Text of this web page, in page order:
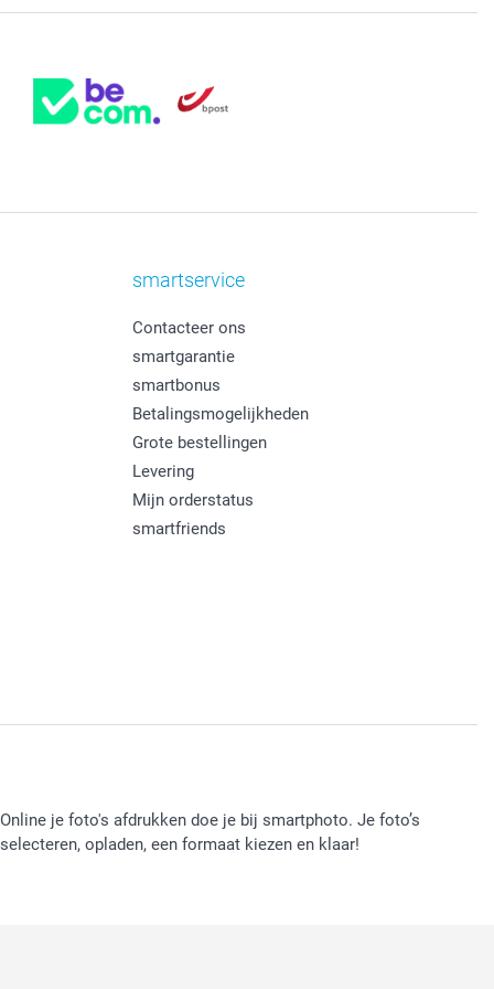
smartservice
Contacteer ons
smartgarantie
smartbonus
Betalingsmogelijkheden
Grote bestellingen
Levering
Mijn orderstatus
smartfriends
Online je foto's afdrukken doe je bij smartphoto. Je foto’s
selecteren, opladen, een formaat kiezen en klaar!